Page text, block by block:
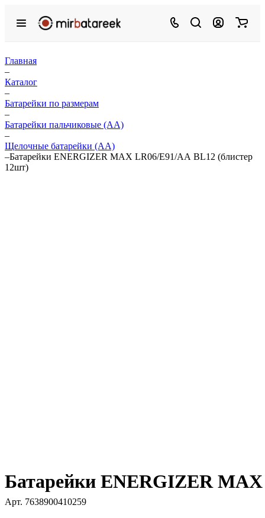
Главная
–
Каталог
–
Батарейки по размерам
–
Батарейки пальчиковые (АА)
–
Щелочные батарейки (АА)
–Батарейки ENERGIZER MAX LR06/E91/АА BL12 (блистер
12шт)
Батарейки ENERGIZER
Арт. 7638900410259